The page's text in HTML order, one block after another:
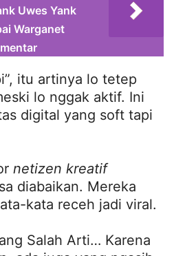
Uwes Yank
Warganet
itu artinya lo tetep
lo nggak aktif. Ini
digital yang soft tapi
netizen kreatif
diabaikan. Mereka
kata receh jadi viral.
Salah Arti… Karena